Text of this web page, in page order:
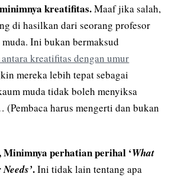
kreatifitas.Maaf jika salah,
di hasilkan dari seorang profesor
Ini bukan bermaksud
kreatifitas dengan umur
mereka lebih tepat sebagai
muda tidak boleh menyiksa
(Pembaca harus mengerti dan bukan
perhatian perihal ‘What
.Ini tidak lain tentang apa